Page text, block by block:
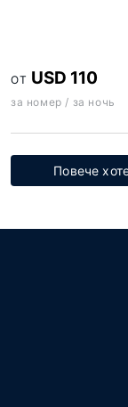
ОТ USD 110
за номер / за ночь
Повече